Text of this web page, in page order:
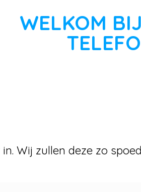
WELKOM
Wij zullen deze zo